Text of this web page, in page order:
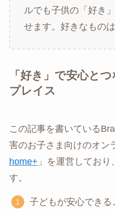
ルでも子供の「好き
せます。好きなもの
「好き」で安心と
プレイス
この記事を書いている
害のお子さま向けのオン
home+ 」を運営してお
す。
子どもが安心できる